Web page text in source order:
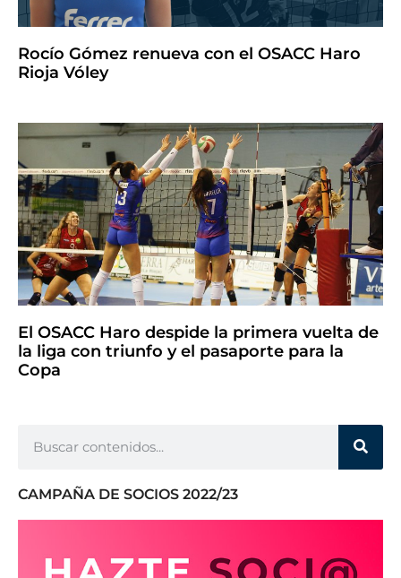
Rocío Gómez renueva con el OSACC Haro
Rioja Vóley
El OSACC Haro despide la primera vuelta de
la liga con triunfo y el pasaporte para la
Copa
CAMPAÑA DE SOCIOS 2022/23